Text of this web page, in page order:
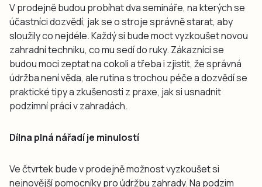
V prodejně budou probíhat dva semináře, na kterých se
účastníci dozvědí, jak se o stroje správně starat, aby
sloužily co nejdéle. Každý si bude moct vyzkoušet novou
zahradní techniku, co mu sedí do ruky. Zákazníci se
budou moci zeptat na cokoli a třeba i zjistit, že správná
údržba není věda, ale rutina s trochou péče a dozvědí se
praktické tipy a zkušenosti z praxe, jak si usnadnit
podzimní práci v zahradách.
Dílna plná nářadí je minulostí
Ve čtvrtek bude v prodejně možnost vyzkoušet si
nejnovější pomocníky pro údržbu zahrady. Na podzim